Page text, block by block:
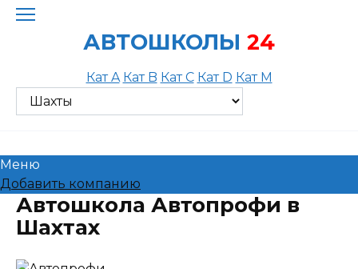
Skip
АВТОШКОЛЫ 24
Кат A Кат B Кат C Кат D Кат M
Меню
Добавить компанию
Автошкола Автопрофи в
Шахтах